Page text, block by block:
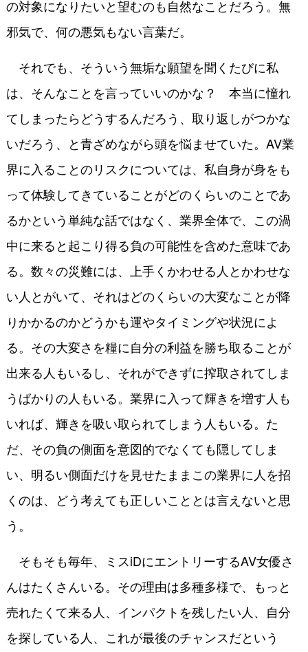
の対象になりたいと望むのも自然なことだろう。無
邪気で、何の悪気もない言葉だ。
それでも、そういう無垢な願望を聞くたびに私
は、そんなことを言っていいのかな？ 本当に憧れ
てしまったらどうするんだろう、取り返しがつかな
いだろう、と青ざめながら頭を悩ませていた。AV業
界に入ることのリスクについては、私自身が身をも
って体験してきていることがどのくらいのことであ
るかという単純な話ではなく、業界全体で、この渦
中に来ると起こり得る負の可能性を含めた意味であ
る。数々の災難には、上手くかわせる人とかわせな
い人とがいて、それはどのくらいの大変なことが降
りかかるのかどうかも運やタイミングや状況によ
る。その大変さを糧に自分の利益を勝ち取ることが
出来る人もいるし、それができずに搾取されてしま
うばかりの人もいる。業界に入って輝きを増す人も
いれば、輝きを吸い取られてしまう人もいる。た
だ、その負の側面を意図的でなくても隠してしま
い、明るい側面だけを見せたままこの業界に人を招
くのは、どう考えても正しいこととは言えないと思
う。
そもそも毎年、ミスiDにエントリーするAV女優さ
んはたくさんいる。その理由は多種多様で、もっと
売れたくて来る人、インパクトを残したい人、自分
を探している人、これが最後のチャンスだという